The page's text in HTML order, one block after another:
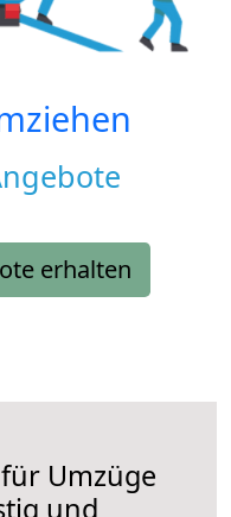
erhalten
Umzüge
und